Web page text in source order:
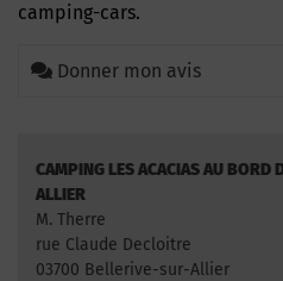
camping-cars.
Donner mon avis
CAMPING LES ACACIAS AU BORD
ALLIER
M. Therre
rue Claude Decloitre
03700 Bellerive-sur-Allier